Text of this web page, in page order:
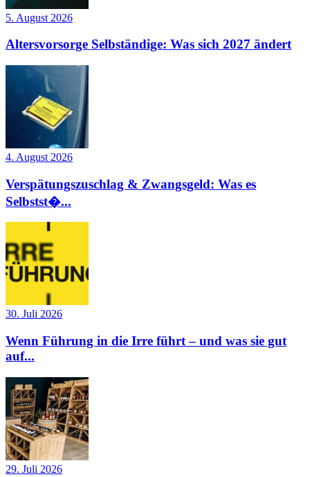
5. August 2026
Altersvorsorge Selbständige: Was sich 2027 ändert
4. August 2026
Verspätungszuschlag & Zwangsgeld: Was es
Selbstst�...
30. Juli 2026
Wenn Führung in die Irre führt – und was sie gut
auf...
29. Juli 2026